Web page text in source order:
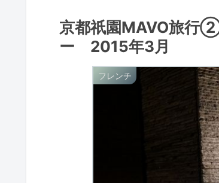
京都祇園MAVO旅行
ー 2015年3月
フレンチ